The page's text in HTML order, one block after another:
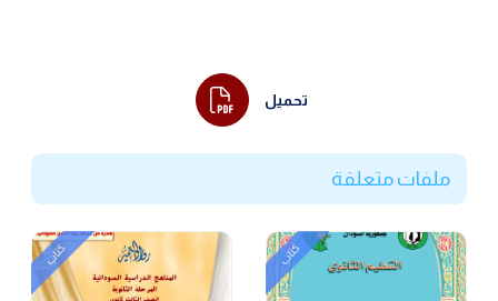
تحميل
ملفات متعلقة
كتاب كتاب